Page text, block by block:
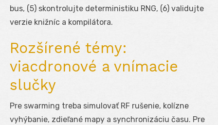
bus, (5) skontrolujte deterministiku RNG, (6) validujte
verzie knižníc a kompilátora.
Rozšírené témy:
viacdronové a vnímacie
slučky
Pre swarming treba simulovať RF rušenie, kolízne
vyhýbanie, zdieľané mapy a synchronizáciu času. Pre